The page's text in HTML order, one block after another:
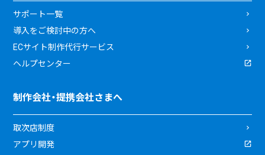
サポート一覧
導入をご検討中の方へ
ECサイト制作代行サービス
ヘルプセンター
制作会社・提携会社さまへ
取次店制度
アプリ開発